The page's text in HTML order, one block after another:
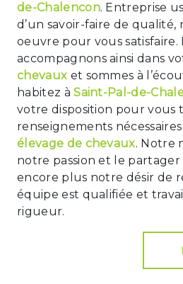
de-Chalencon. Entreprise
d’un savoir-faire de
oeuvre pour vous satisfaire.
accompagnons ainsi dans
chevaux et sommes à
habitez àSaint-Pal-de-
votre disposition pour vous
renseignements
élevage de chevaux. Notre
notre passion et le
encore plus notre désir de
équipe est qualifiée et
rigueur.